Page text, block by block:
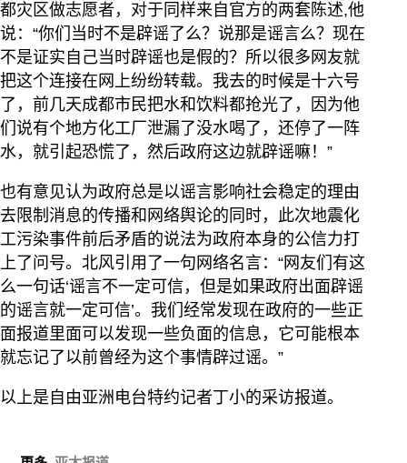
都灾区做志愿者，对于同样来自官方的两套陈述,他
说：“你们当时不是辟谣了么？说那是谣言么？现在
不是证实自己当时辟谣也是假的？所以很多网友就
把这个连接在网上纷纷转载。我去的时候是十六号
了，前几天成都市民把水和饮料都抢光了，因为他
们说有个地方化工厂泄漏了没水喝了，还停了一阵
水，就引起恐慌了，然后政府这边就辟谣嘛！”
也有意见认为政府总是以谣言影响社会稳定的理由
去限制消息的传播和网络舆论的同时，此次地震化
工污染事件前后矛盾的说法为政府本身的公信力打
上了问号。北风引用了一句网络名言：“网友们有这
么一句话‘谣言不一定可信，但是如果政府出面辟谣
的谣言就一定可信’。我们经常发现在政府的一些正
面报道里面可以发现一些负面的信息，它可能根本
就忘记了以前曾经为这个事情辟过谣。”
以上是自由亚洲电台特约记者丁小的采访报道。